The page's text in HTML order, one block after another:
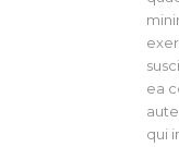
ea
qui